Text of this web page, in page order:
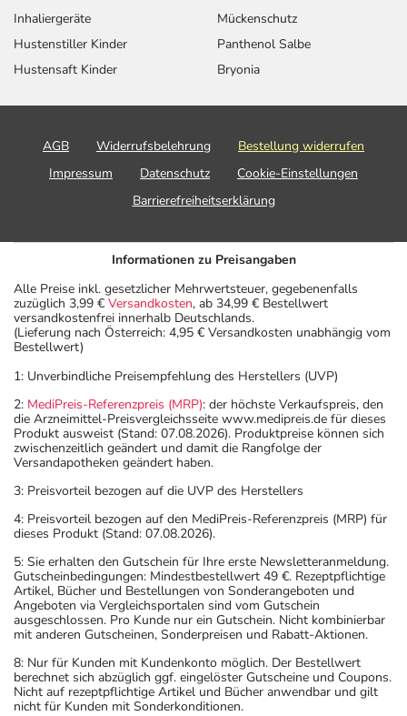
Aufbewahrung
Aufbewahrung
- vor Feuchtigkeit geschützt (z.B. im fest verschlossenen
aufbewahrt werden.
Wichtige Hinweise
Was sollten Sie beachten?
- Die Wirkung der Anti-Baby-Pille kann durch das
Arzneimittel beeinträchtigt werden. Für die Dauer der
Einnahme sollten Sie deshalb zusätzliche Maßnahmen zur
Empfängnisverhütung treffen.
- Das Arzneimittel darf nicht vorzeitig abgesetzt werden,
weil sonst mit einem (erneuten) Ausbruch der Krankheit
- Vorsicht bei Allergie gegen das Antibiotikum Penicillin
oder Cephalosporin!
- Vorsicht bei Clavulansäure-Allergie!
Carboxymethylcellulose mit der E-Nummer E 466)!
- Vorsicht bei Allergie gegen Propylenglykol und ähnliche
Stoffe!
- Vorsicht bei Allergie gegen Polyethylenglykol(PEG)-
haltige Stoffe!
- Es kann Arzneimittel geben, mit denen
Wechselwirkungen auftreten. Sie sollten deswegen
generell vor der Behandlung mit einem neuen
Arzneimittel jedes andere, das Sie bereits anwenden,
dem Arzt oder Apotheker angeben. Das gilt auch für
Inhaliergeräte
Hustenstiller Kinder
Hustensaft Kinder
Mückenschutz
Panthenol Salbe
Bryonia
AGB Widerrufsbelehrung
Bestellung widerrufen
Impressum
Datenschutz
Cookie-Einstellungen
Barrierefreiheitserklärung
Informationen zu Preisangaben
Alle Preise inkl. gesetzlicher Mehrwertsteuer, gegebenenfalls
zuzüglich 3,99 € Versandkosten, ab 34,99 € Bestellwert
versandkostenfrei innerhalb Deutschlands.
(Lieferung nach Österreich: 4,95 € Versandkosten unabhängig vom
Bestellwert)
1: Unverbindliche Preisempfehlung des Herstellers (UVP)
2: MediPreis-Referenzpreis (MRP): der höchste Verkaufspreis, den
die Arzneimittel-Preisvergleichsseite www.medipreis.de für dieses
Produkt ausweist (Stand: 07.08.2026). Produktpreise können sich
zwischenzeitlich geändert und damit die Rangfolge der
Versandapotheken geändert haben.
3: Preisvorteil bezogen auf die UVP des Herstellers
4: Preisvorteil bezogen auf den MediPreis-Referenzpreis (MRP) für
dieses Produkt (Stand: 07.08.2026).
5: Sie erhalten den Gutschein für Ihre erste Newsletteranmeldung.
Gutscheinbedingungen: Mindestbestellwert 49 €. Rezeptpflichtige
Artikel, Bücher und Bestellungen von Sonderangeboten und
Angeboten via Vergleichsportalen sind vom Gutschein
ausgeschlossen. Pro Kunde nur ein Gutschein. Nicht kombinierbar
mit anderen Gutscheinen, Sonderpreisen und Rabatt-Aktionen.
8: Nur für Kunden mit Kundenkonto möglich. Der Bestellwert
berechnet sich abzüglich ggf. eingelöster Gutscheine und Coupons.
Nicht auf rezeptpflichtige Artikel und Bücher anwendbar und gilt
nicht für Kunden mit Sonderkonditionen.